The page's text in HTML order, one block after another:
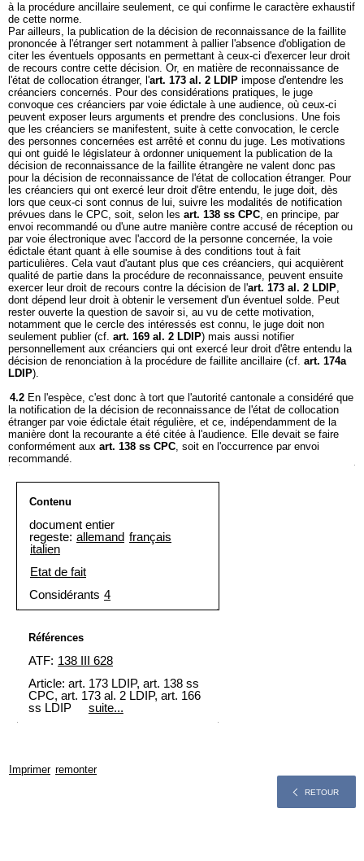
à la procédure ancillaire seulement, ce qui confirme le caractère exhaustif
de cette norme.
Par ailleurs, la publication de la décision de reconnaissance de la faillite
prononcée à l'étranger sert notamment à pallier l'absence d'obligation de
citer les éventuels opposants en permettant à ceux-ci d'exercer leur droit
de recours contre cette décision. Or, en matière de reconnaissance de
l'état de collocation étranger, l'art. 173 al. 2 LDIP impose d'entendre les
créanciers concernés. Pour des considérations pratiques, le juge
convoque ces créanciers par voie édictale à une audience, où ceux-ci
peuvent exposer leurs arguments et prendre des conclusions. Une fois
que les créanciers se manifestent, suite à cette convocation, le cercle
des personnes concernées est arrêté et connu du juge. Les motivations
qui ont guidé le législateur à ordonner uniquement la publication de la
décision de reconnaissance de la faillite étrangère ne valent donc pas
pour la décision de reconnaissance de l'état de collocation étranger. Pour
les créanciers qui ont exercé leur droit d'être entendu, le juge doit, dès
lors que ceux-ci sont connus de lui, suivre les modalités de notification
prévues dans le CPC, soit, selon les art. 138 ss CPC, en principe, par
envoi recommandé ou d'une autre manière contre accusé de réception ou
par voie électronique avec l'accord de la personne concernée, la voie
édictale étant quant à elle soumise à des conditions tout à fait
particulières. Cela vaut d'autant plus que ces créanciers, qui acquièrent
qualité de partie dans la procédure de reconnaissance, peuvent ensuite
exercer leur droit de recours contre la décision de l'art. 173 al. 2 LDIP,
dont dépend leur droit à obtenir le versement d'un éventuel solde. Peut
rester ouverte la question de savoir si, au vu de cette motivation,
notamment que le cercle des intéressés est connu, le juge doit non
seulement publier (cf. art. 169 al. 2 LDIP) mais aussi notifier
personnellement aux créanciers qui ont exercé leur droit d'être entendu la
décision de renonciation à la procédure de faillite ancillaire (cf. art. 174a
LDIP).
4.2 En l'espèce, c'est donc à tort que l'autorité cantonale a considéré que
la notification de la décision de reconnaissance de l'état de collocation
étranger par voie édictale était régulière, et ce, indépendamment de la
manière dont la recourante a été citée à l'audience. Elle devait se faire
conformément aux art. 138 ss CPC, soit en l'occurrence par envoi
recommandé.
Contenu
document entier
regeste: allemand français
italien
Etat de fait
Considérants 4
Références
ATF: 138 III 628
Article: art. 173 LDIP, art. 138 ss
CPC, art. 173 al. 2 LDIP, art. 166
ss LDIP
suite...
Imprimer remonter
RETOUR